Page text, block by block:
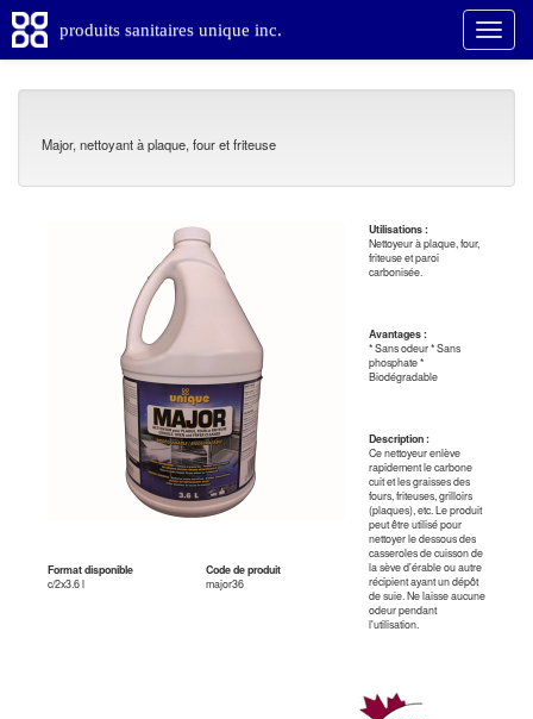
produits sanitaires unique inc.
Major, nettoyant à plaque, four et friteuse
Format disponible
Code de produit
c/2x3.6 l
major36
Utilisations :
Nettoyeur à plaque, four,
friteuse et paroi
carbonisée.
Avantages :
* Sans odeur * Sans
phosphate *
Biodégradable
Description :
Ce nettoyeur enlève
rapidement le carbone
cuit et les graisses des
fours, friteuses, grilloirs
(plaques), etc. Le produit
peut être utilisé pour
nettoyer le dessous des
casseroles de cuisson de
la sève d'érable ou autre
récipient ayant un dépôt
de suie. Ne laisse aucune
odeur pendant
l'utilisation.